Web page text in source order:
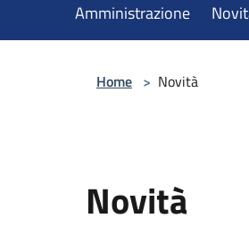
Amministrazione
Home > Novità
Novità